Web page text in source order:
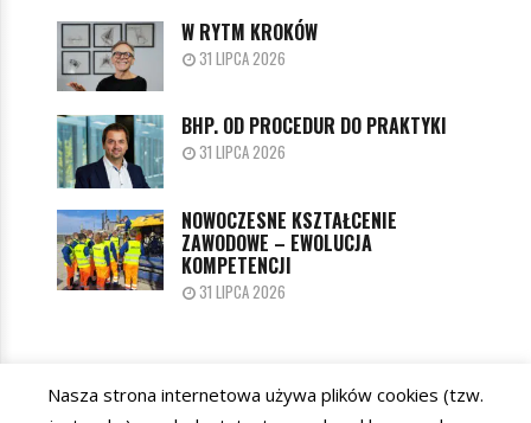
W RYTM KROKÓW
31 LIPCA 2026
BHP. OD PROCEDUR DO PRAKTYKI
31 LIPCA 2026
NOWOCZESNE KSZTAŁCENIE
ZAWODOWE – EWOLUCJA
KOMPETENCJI
31 LIPCA 2026
KATEGORIE
Nasza strona internetowa używa plików cookies (tzw.